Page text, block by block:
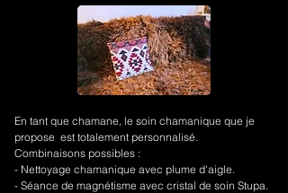
En tant que chamane, le soin chamanique que je
propose est totalement personnalisé.
Combinaisons possibles :
- Nettoyage chamanique avec plume d'aigle.
- Séance de magnétisme avec cristal de soin Stupa.